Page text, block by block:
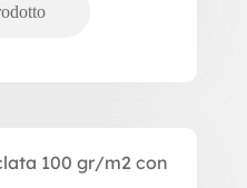
100 gr/m2 con